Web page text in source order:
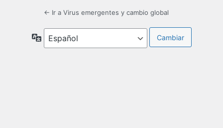
← Ir a Virus emergentes y cambio global
Idioma